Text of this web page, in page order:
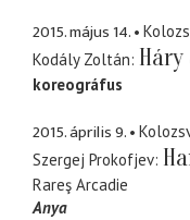
2015. május 14.
Kodály Zoltán
koreográfus
2015. április 9.
Szergej Prokofjev
Rareş Arcadie
Anya